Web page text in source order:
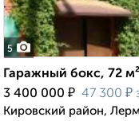
5
Гаражный бокс, 72 м²
3 400 000 ₽ 47 300 ₽
Кировский район,